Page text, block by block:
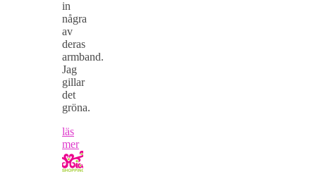
in
några
av
deras
armband.
Jag
gillar
det
gröna.
läs
mer